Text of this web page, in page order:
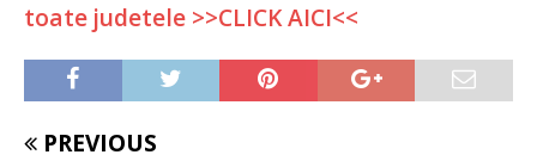
toate judetele >>CLICK AICI<<
PREVIOUS